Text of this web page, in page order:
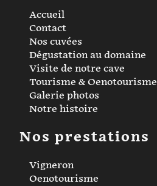
Accueil
Contact
Nos cuvées
Dégustation au domaine
Visite de notre cave
Tourisme & Oenotourisme
Galerie photos
Notre histoire
Nos prestations
Vigneron
Oenotourisme